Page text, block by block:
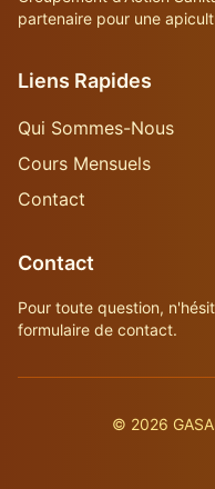
partenaire pour une
Liens Rapides
Qui Sommes-Nous
Cours Mensuels
Contact
Contact
Pour toute question,
formulaire de contact.
© 2026